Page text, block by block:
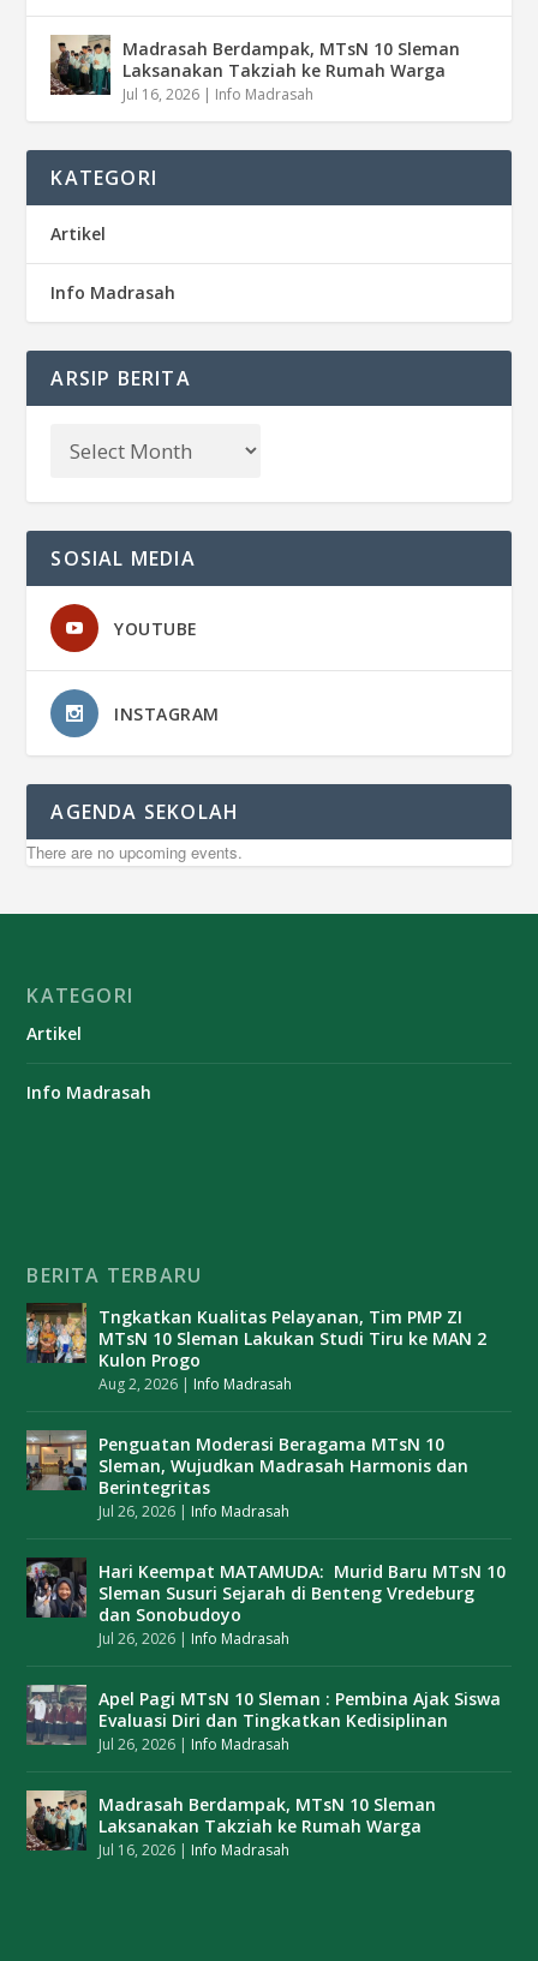
Madrasah Berdampak, MTsN 10 Sleman
Laksanakan Takziah ke Rumah Warga
Jul 16, 2026 | Info Madrasah
KATEGORI
Artikel
Info Madrasah
ARSIP BERITA
SOSIAL MEDIA
YOUTUBE
INSTAGRAM
AGENDA SEKOLAH
There are no upcoming events.
KATEGORI
Artikel
Info Madrasah
BERITA TERBARU
Tngkatkan Kualitas Pelayanan, Tim PMP ZI
MTsN 10 Sleman Lakukan Studi Tiru ke MAN 2
Kulon Progo
Aug 2, 2026 | Info Madrasah
Penguatan Moderasi Beragama MTsN 10
Sleman, Wujudkan Madrasah Harmonis dan
Berintegritas
Jul 26, 2026 | Info Madrasah
Hari Keempat MATAMUDA: Murid Baru MTsN 10
Sleman Susuri Sejarah di Benteng Vredeburg
dan Sonobudoyo
Jul 26, 2026 | Info Madrasah
Apel Pagi MTsN 10 Sleman : Pembina Ajak Siswa
Evaluasi Diri dan Tingkatkan Kedisiplinan
Jul 26, 2026 | Info Madrasah
Madrasah Berdampak, MTsN 10 Sleman
Laksanakan Takziah ke Rumah Warga
Jul 16, 2026 | Info Madrasah